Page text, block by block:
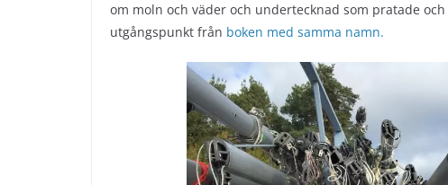
om moln och väder och undertecknad som pratade
utgångspunkt från boken med samma namn.